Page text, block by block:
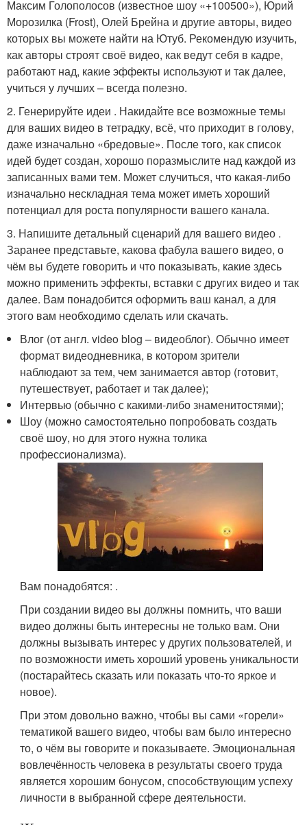
Максим Голополосов (известное шоу «+100500»), Юрий
Морозилка (Frost), Олей Брейна и другие авторы, видео
которых вы можете найти на Ютуб. Рекомендую изучить,
как авторы строят своё видео, как ведут себя в кадре,
работают над, какие эффекты используют и так далее,
учиться у лучших – всегда полезно.
2. Генерируйте идеи . Накидайте все возможные темы
для ваших видео в тетрадку, всё, что приходит в голову,
даже изначально «бредовые». После того, как список
идей будет создан, хорошо поразмыслите над каждой из
записанных вами тем. Может случиться, что какая-либо
изначально нескладная тема может иметь хороший
потенциал для роста популярности вашего канала.
3. Напишите детальный сценарий для вашего видео .
Заранее представьте, какова фабула вашего видео, о
чём вы будете говорить и что показывать, какие здесь
можно применить эффекты, вставки с других видео и так
далее. Вам понадобится оформить ваш канал, а для
этого вам необходимо сделать или скачать.
Влог (от англ. video blog – видеоблог). Обычно имеет
формат видеодневника, в котором зрители
наблюдают за тем, чем занимается автор (готовит,
путешествует, работает и так далее);
Интервью (обычно с какими-либо знаменитостями);
Шоу (можно самостоятельно попробовать создать
своё шоу, но для этого нужна толика
профессионализма).
Вам понадобятся: .
При создании видео вы должны помнить, что ваши
видео должны быть интересны не только вам. Они
должны вызывать интерес у других пользователей, и
по возможности иметь хороший уровень уникальности
(постарайтесь сказать или показать что-то яркое и
новое).
При этом довольно важно, чтобы вы сами «горели»
тематикой вашего видео, чтобы вам было интересно
то, о чём вы говорите и показываете. Эмоциональная
вовлечённость человека в результаты своего труда
является хорошим бонусом, способствующим успеху
личности в выбранной сфере деятельности.